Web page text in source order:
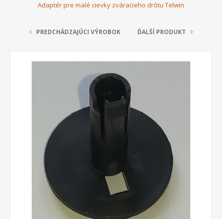
Adaptér pre malé cievky zváracieho drôtu Telwin
PREDCHÁDZAJÚCI VÝROBOK ĎALŠÍ PRODUKT